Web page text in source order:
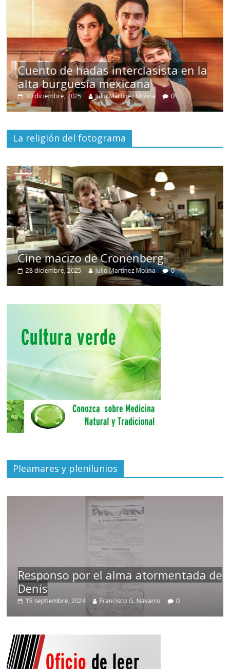
Cuento de hadas interclasista en la
alta burguesía mexicana
30 diciembre, 2025 Julio Martínez Molina 0
La religión del fotograma
Cine macizo de Cronenberg
28 diciembre, 2025 Julio Martínez Molina 0
Pleamares y plenilunios
Responso por el alma atormentada de
Denís
15 septiembre, 2024 Francisco G. Navarro 0